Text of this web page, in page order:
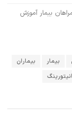
بیمار آموزش
بیمار
بیماران